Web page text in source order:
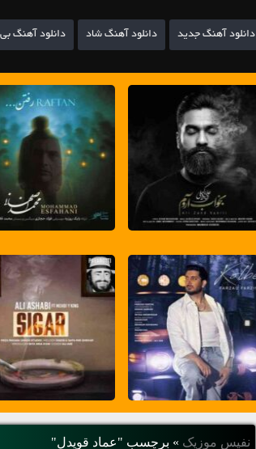
دانلود آهنگ جدید دانلود آهنگ شاد دانلود آهنگ
نفیس موزیک » برچسب "عماد قویدل"